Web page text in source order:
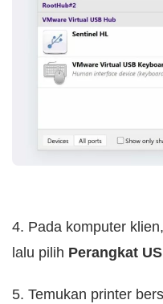
4. Pada komputer
lalu pilih Perangkat
5. Temukan printer